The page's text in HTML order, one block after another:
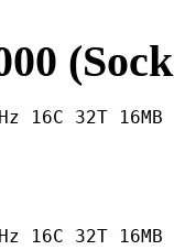
16C 32T 16MB
16C 32T 16MB